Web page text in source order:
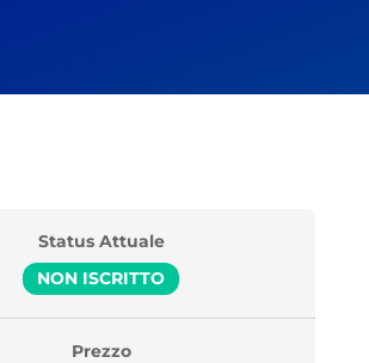
Status Attuale
NON ISCRITTO
Prezzo